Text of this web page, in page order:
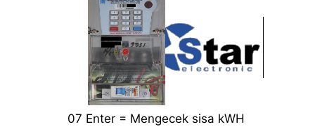
07 Enter = Mengecek sisa kWH